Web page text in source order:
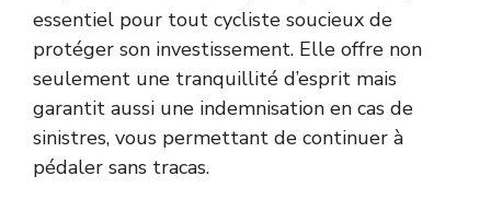
essentiel pour tout cycliste soucieux de
protéger son investissement. Elle offre non
seulement une tranquillité d’esprit mais
garantit aussi une indemnisation en cas de
sinistres, vous permettant de continuer à
pédaler sans tracas.